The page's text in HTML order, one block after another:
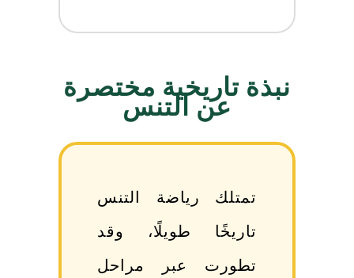
نبذة تاريخية مختصرة
عن التنس
تمتلك رياضة التنس
تاريخًا طويلًا، وقد
تطورت عبر مراحل